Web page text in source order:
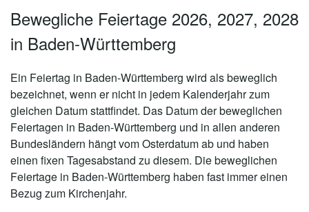
Bewegliche Feiertage 2026, 2027, 2028
in Baden-Württemberg
Ein Feiertag in Baden-Württemberg wird als beweglich
bezeichnet, wenn er nicht in jedem Kalenderjahr zum
gleichen Datum stattfindet. Das Datum der beweglichen
Feiertagen in Baden-Württemberg und in allen anderen
Bundesländern hängt vom Osterdatum ab und haben
einen fixen Tagesabstand zu diesem. Die beweglichen
Feiertage in Baden-Württemberg haben fast immer einen
Bezug zum Kirchenjahr.